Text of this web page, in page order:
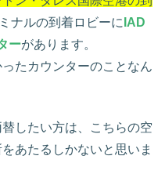
ナルの到着ロビーに IAD
ーがあります。
たカウンターのことなん
したい方は、こちらの空
あたるしかないと思いま